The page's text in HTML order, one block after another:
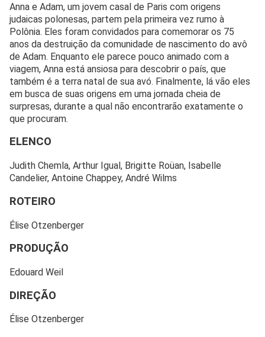
Anna e Adam, um jovem casal de Paris com origens
judaicas polonesas, partem pela primeira vez rumo à
Polônia. Eles foram convidados para comemorar os 75
anos da destruição da comunidade de nascimento do avô
de Adam. Enquanto ele parece pouco animado com a
viagem, Anna está ansiosa para descobrir o país, que
também é a terra natal de sua avó. Finalmente, lá vão eles
em busca de suas origens em uma jornada cheia de
surpresas, durante a qual não encontrarão exatamente o
que procuram.
ELENCO
Judith Chemla, Arthur Igual, Brigitte Roüan, Isabelle
Candelier, Antoine Chappey, André Wilms
ROTEIRO
Élise Otzenberger
PRODUÇÃO
Edouard Weil
DIREÇÃO
Élise Otzenberger